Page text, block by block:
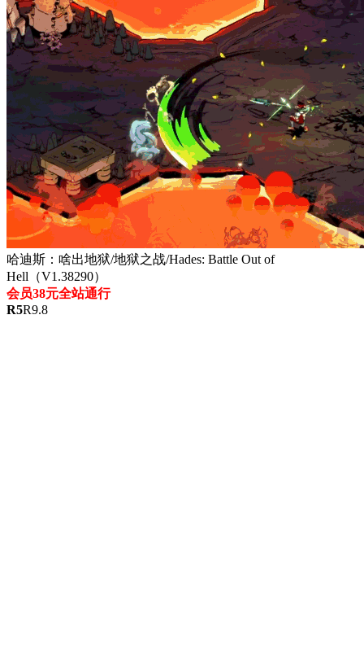
哈迪斯：啥出地狱/地狱之战/Hades: Battle Out of
Hell（V1.38290）
会员38元全站通行
R5R9.8